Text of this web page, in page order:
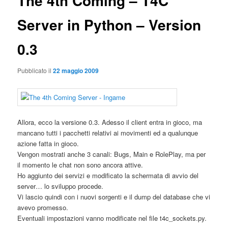
Server in Python – Version
0.3
Pubblicato il22 maggio 2009
Allora, ecco la versione 0.3. Adesso il client entra in gioco, ma
mancano tutti i pacchetti relativi ai movimenti ed a qualunque
azione fatta in gioco.
Vengon mostrati anche 3 canali: Bugs, Main e RolePlay, ma per
il momento le chat non sono ancora attive.
Ho aggiunto dei servizi e modificato la schermata di avvio del
server… lo sviluppo procede.
Vi lascio quindi con i nuovi sorgenti e il dump del database che vi
avevo promesso.
Eventuali impostazioni vanno modificate nel file t4c_sockets.py.